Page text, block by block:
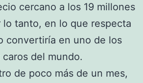
cercano a los 19 millones
lo tanto, en lo que respecta
convertiría en uno de los
del mundo.
de poco más de un mes,